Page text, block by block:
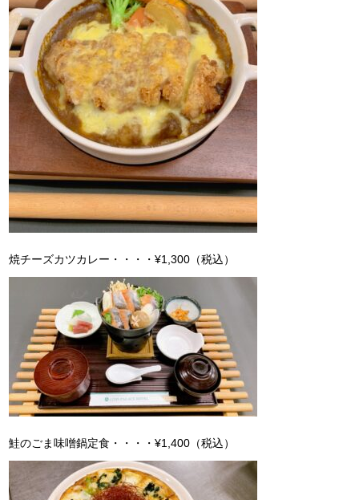
焼チーズカツカレー・・・・¥1,300（税込）
鮭のごま味噌鍋定食・・・・¥1,400（税込）